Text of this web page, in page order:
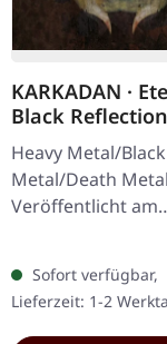
KARKADAN ·
Black
Heavy Metal/Black
Metal/Death
Veröffentlicht am
19.01.2002, auf
Chaos Records.
Jewelcase.
neuem Artwork,…
Sofort verfügbar,
Lieferzeit: 1-2